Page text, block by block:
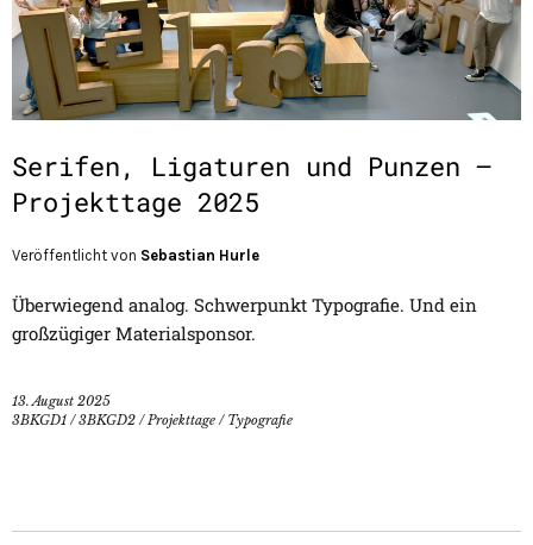
Serifen, Ligaturen und Punzen –
Projekttage 2025
Veröffentlicht von Sebastian Hurle
Überwiegend analog. Schwerpunkt Typografie. Und ein
großzügiger Materialsponsor.
13. August 2025
3BKGD1 /3BKGD2 /Projekttage / Typografie